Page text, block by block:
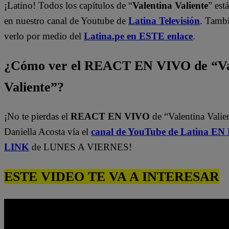
¡Latino! Todos los capítulos de “Valentina Valiente”
en nuestro canal de Youtube de Latina Televisión.
verlo por medio del Latina.pe en ESTE enlace.
¿Cómo ver el REACT EN VIVO de
Valiente”?
¡No te pierdas el REACT EN VIVO de “Valentina
Daniella Acosta vía el canal de YouTube de Latina EN
LINK de LUNES A VIERNES!
ESTE VIDEO TE VA A INTERESAR